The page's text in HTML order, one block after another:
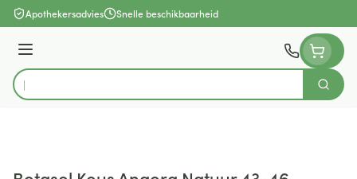
Ga naar de inhoud
Apothekersadvies Snelle beschikbaarheid
Menu
Product, merk, categorie...
Zoek